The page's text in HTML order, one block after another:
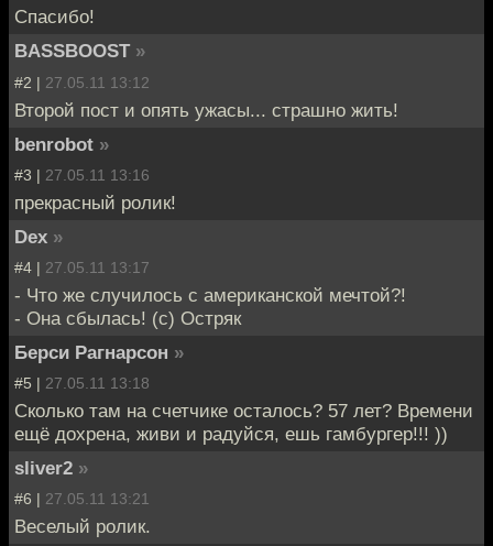
Спасибо!
BASSBOOST »
#2 | 27.05.11 13:12
Второй пост и опять ужасы... страшно жить!
benrobot »
#3 | 27.05.11 13:16
прекрасный ролик!
Dex »
#4 | 27.05.11 13:17
- Что же случилось с американской мечтой?!
- Она сбылась! (c) Остряк
Берси Рагнарсон »
#5 | 27.05.11 13:18
Сколько там на счетчике осталось? 57 лет? Времени
ещё дохрена, живи и радуйся, ешь гамбургер!!! ))
sliver2 »
#6 | 27.05.11 13:21
Веселый ролик.